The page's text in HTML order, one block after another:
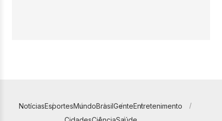
NotíciasEsportesMundoBrasilGenteEntretenimento